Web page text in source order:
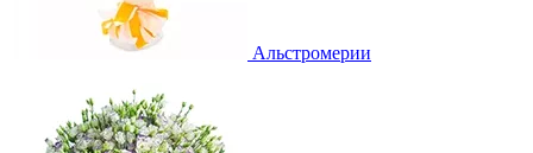
Альстромерии